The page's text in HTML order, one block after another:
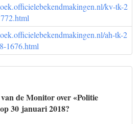
kv-tk-2
ah-tk-2
1676.html
de Monitor over «Politie
30 januari 2018?